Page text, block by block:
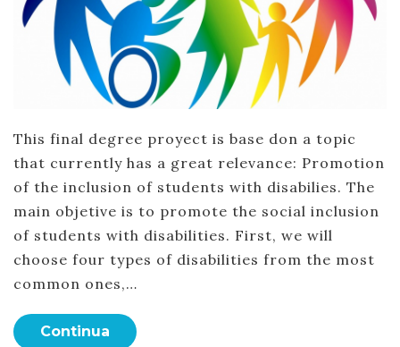
This final degree proyect is base don a topic
that currently has a great relevance: Promotion
of the inclusion of students with disabilies. The
main objetive is to promote the social inclusion
of students with disabilities. First, we will
choose four types of disabilities from the most
common ones,…
Continua